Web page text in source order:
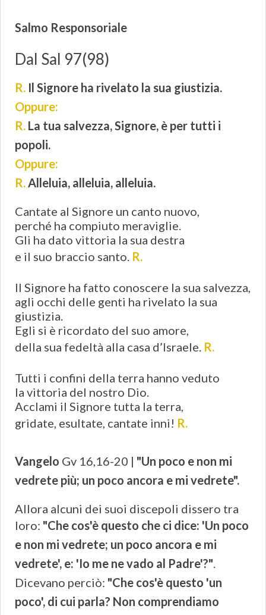
Salmo Responsoriale
Dal Sal 97(98)
R. Il Signore ha rivelato la sua giustizia.
Oppure:
R. La tua salvezza, Signore, è per tutti i
popoli.
Oppure:
R.Alleluia, alleluia, alleluia.
Cantate al Signore un canto nuovo,
perché ha compiuto meraviglie.
Gli ha dato vittoria la sua destra
e il suo braccio santo. R.
Il Signore ha fatto conoscere la sua salvezza,
agli occhi delle genti ha rivelato la sua
giustizia.
Egli si è ricordato del suo amore,
della sua fedeltà alla casa d’Israele. R.
Tutti i confini della terra hanno veduto
la vittoria del nostro Dio.
Acclami il Signore tutta la terra,
gridate, esultate, cantate inni! R.
Vangelo Gv 16,16-20 | "Un poco e non mi
vedrete più; un poco ancora e mi vedrete".
Allora alcuni dei suoi discepoli dissero tra
loro: "Che cos'è questo che ci dice: 'Un poco
e non mi vedrete; un poco ancora e mi
vedrete', e: 'Io me ne vado al Padre'?".
Dicevano perciò: "Che cos'è questo 'un
poco', di cui parla? Non comprendiamo